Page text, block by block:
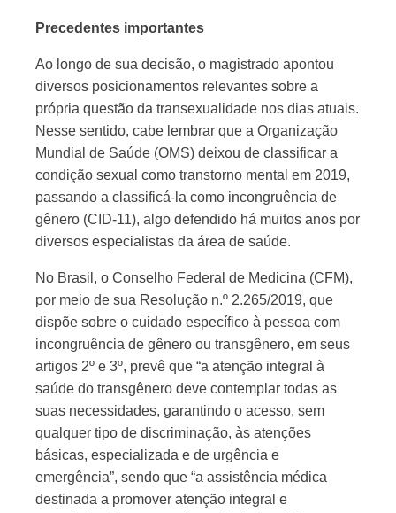
Precedentes importantes
Ao longo de sua decisão, o magistrado apontou
diversos posicionamentos relevantes sobre a
própria questão da transexualidade nos dias atuais.
Nesse sentido, cabe lembrar que a Organização
Mundial de Saúde (OMS) deixou de classificar a
condição sexual como transtorno mental em 2019,
passando a classificá-la como incongruência de
gênero (CID-11), algo defendido há muitos anos por
diversos especialistas da área de saúde.
No Brasil, o Conselho Federal de Medicina (CFM),
por meio de sua Resolução n.º 2.265/2019, que
dispõe sobre o cuidado específico à pessoa com
incongruência de gênero ou transgênero, em seus
artigos 2º e 3º, prevê que “a atenção integral à
saúde do transgênero deve contemplar todas as
suas necessidades, garantindo o acesso, sem
qualquer tipo de discriminação, às atenções
básicas, especializada e de urgência e
emergência”, sendo que “a assistência médica
destinada a promover atenção integral e